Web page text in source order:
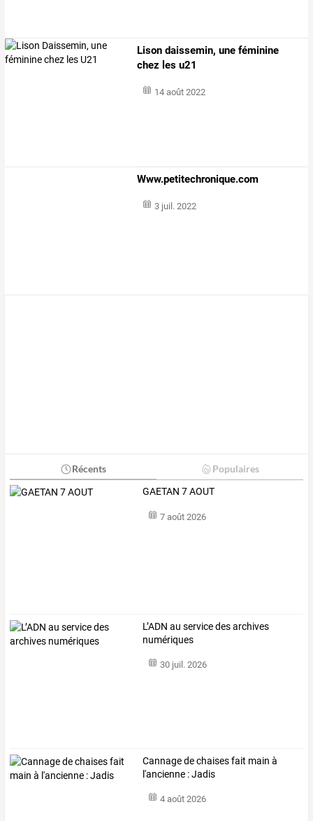
Lison daissemin, une féminine
chez les u21
14 août 2022
Www.petitechronique.com
3 juil. 2022
Récents Populaires
GAETAN 7 AOUT
7 août 2026
L’ADN au service des archives
numériques
30 juil. 2026
Cannage de chaises fait main à
l'ancienne : Jadis
4 août 2026